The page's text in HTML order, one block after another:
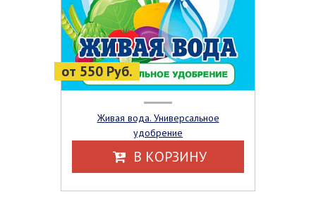
от 550 Руб.
Живая вода. Универсальное
удобрение
В КОРЗИНУ